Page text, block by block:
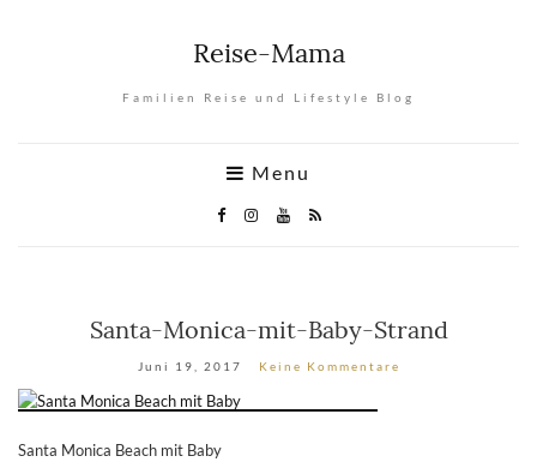
Reise-Mama
Familien Reise und Lifestyle Blog
Menu
Santa-Monica-mit-Baby-Strand
Juni 19, 2017 Keine Kommentare
Santa Monica Beach mit Baby